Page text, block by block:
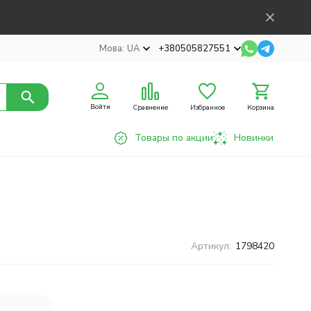
Мова: UA +380505827551
Войти Сравнение Избранное Корзина
Товары по акции Новинки
Артикул: 1798420